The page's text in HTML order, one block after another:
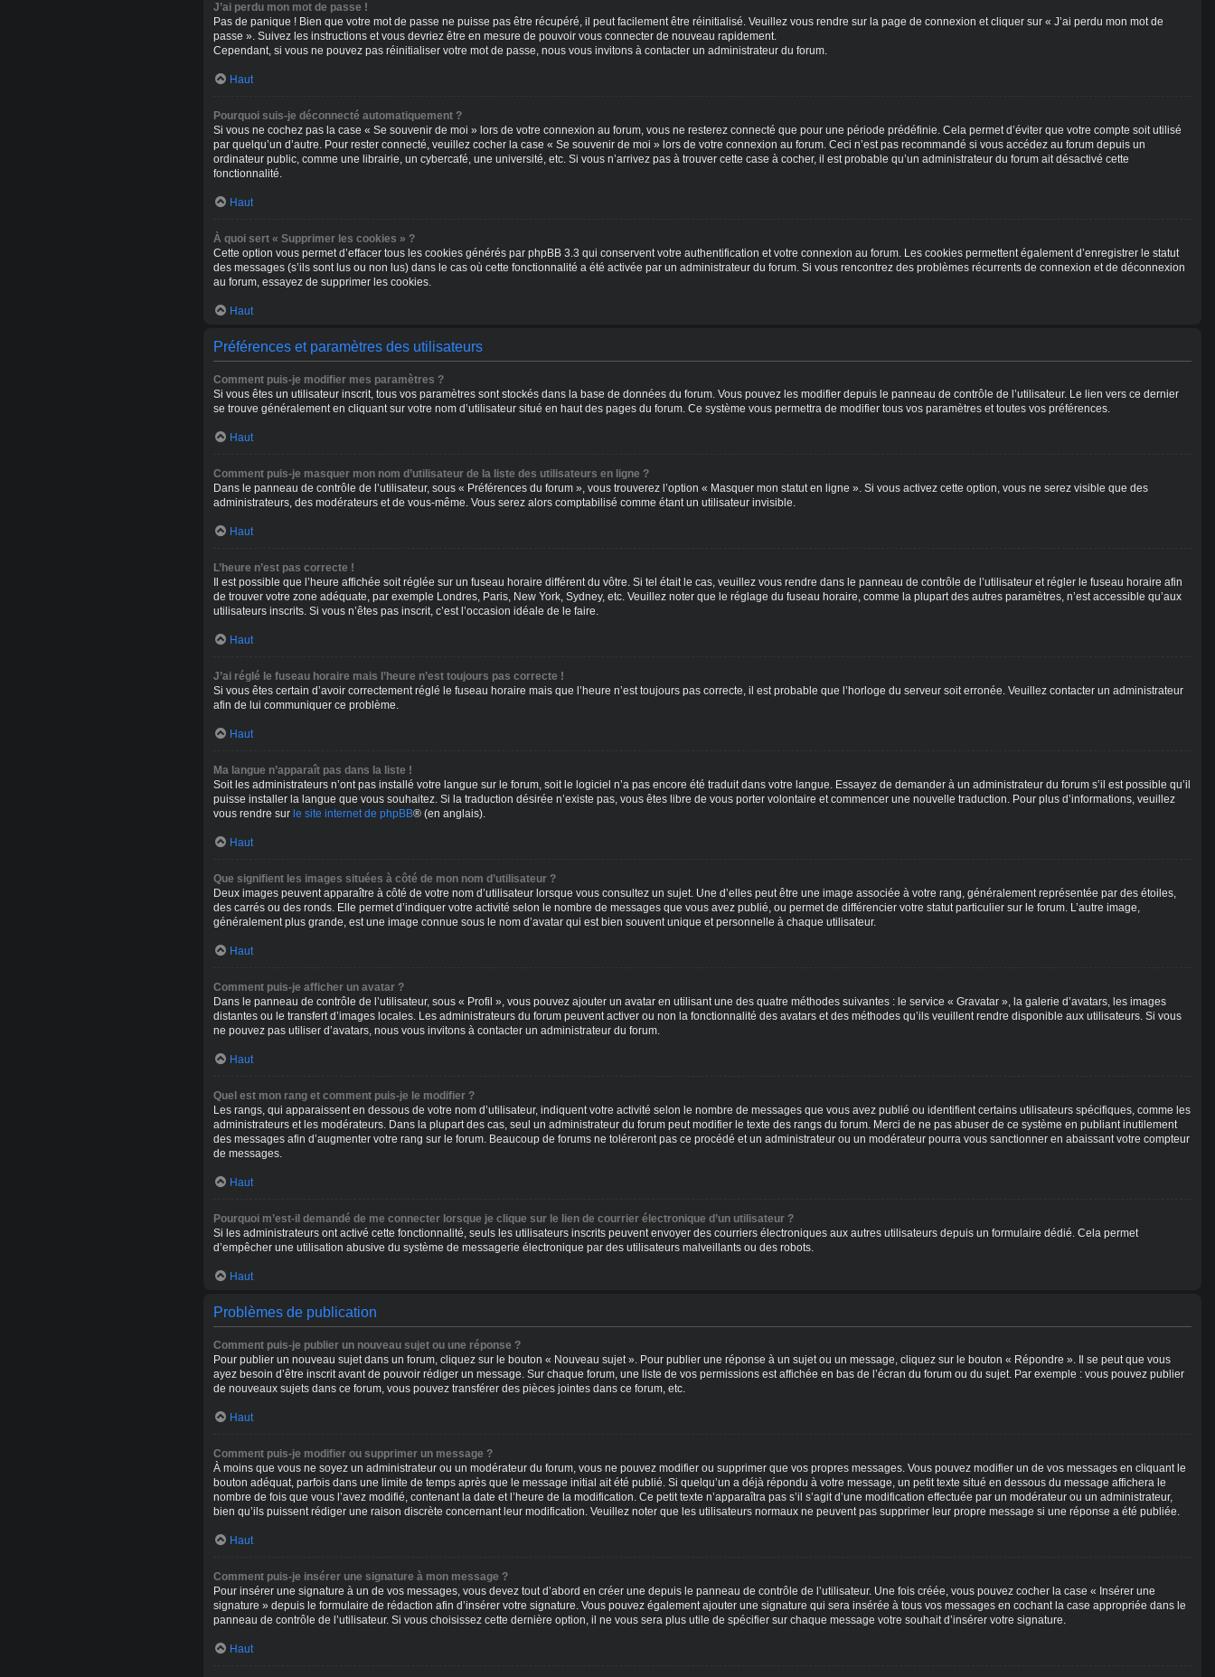
J’ai perdu mon mot de passe !
Pas de panique ! Bien que votre mot de passe ne puisse pas être récupéré, il peut facilement être réinitialisé. Veuillez vous rendre sur la page de connexion et cliquer sur « J’ai perdu mon mot de
passe ». Suivez les instructions et vous devriez être en mesure de pouvoir vous connecter de nouveau rapidement.
Cependant, si vous ne pouvez pas réinitialiser votre mot de passe, nous vous invitons à contacter un administrateur du forum.
Haut
Pourquoi suis-je déconnecté automatiquement ?
Si vous ne cochez pas la case « Se souvenir de moi » lors de votre connexion au forum, vous ne resterez connecté que pour une période prédéfinie. Cela permet d’éviter que votre compte soit utilisé
par quelqu’un d’autre. Pour rester connecté, veuillez cocher la case « Se souvenir de moi » lors de votre connexion au forum. Ceci n’est pas recommandé si vous accédez au forum depuis un
ordinateur public, comme une librairie, un cybercafé, une université, etc. Si vous n’arrivez pas à trouver cette case à cocher, il est probable qu’un administrateur du forum ait désactivé cette
fonctionnalité.
Haut
À quoi sert « Supprimer les cookies » ?
Cette option vous permet d’effacer tous les cookies générés par phpBB 3.3 qui conservent votre authentification et votre connexion au forum. Les cookies permettent également d’enregistrer le statut
des messages (s’ils sont lus ou non lus) dans le cas où cette fonctionnalité a été activée par un administrateur du forum. Si vous rencontrez des problèmes récurrents de connexion et de déconnexion
au forum, essayez de supprimer les cookies.
Haut
Préférences et paramètres des utilisateurs
Comment puis-je modifier mes paramètres ?
Si vous êtes un utilisateur inscrit, tous vos paramètres sont stockés dans la base de données du forum. Vous pouvez les modifier depuis le panneau de contrôle de l’utilisateur. Le lien vers ce dernier
se trouve généralement en cliquant sur votre nom d’utilisateur situé en haut des pages du forum. Ce système vous permettra de modifier tous vos paramètres et toutes vos préférences.
Haut
Comment puis-je masquer mon nom d’utilisateur de la liste des utilisateurs en ligne ?
Dans le panneau de contrôle de l’utilisateur, sous « Préférences du forum », vous trouverez l’option « Masquer mon statut en ligne ». Si vous activez cette option, vous ne serez visible que des
administrateurs, des modérateurs et de vous-même. Vous serez alors comptabilisé comme étant un utilisateur invisible.
Haut
L’heure n’est pas correcte !
Il est possible que l’heure affichée soit réglée sur un fuseau horaire différent du vôtre. Si tel était le cas, veuillez vous rendre dans le panneau de contrôle de l’utilisateur et régler le fuseau horaire afin
de trouver votre zone adéquate, par exemple Londres, Paris, New York, Sydney, etc. Veuillez noter que le réglage du fuseau horaire, comme la plupart des autres paramètres, n’est accessible qu’aux
utilisateurs inscrits. Si vous n’êtes pas inscrit, c’est l’occasion idéale de le faire.
Haut
J’ai réglé le fuseau horaire mais l’heure n’est toujours pas correcte !
Si vous êtes certain d’avoir correctement réglé le fuseau horaire mais que l’heure n’est toujours pas correcte, il est probable que l’horloge du serveur soit erronée. Veuillez contacter un administrateur
afin de lui communiquer ce problème.
Haut
Ma langue n’apparaît pas dans la liste !
Soit les administrateurs n’ont pas installé votre langue sur le forum, soit le logiciel n’a pas encore été traduit dans votre langue. Essayez de demander à un administrateur du forum s’il est possible qu’il
puisse installer la langue que vous souhaitez. Si la traduction désirée n’existe pas, vous êtes libre de vous porter volontaire et commencer une nouvelle traduction. Pour plus d’informations, veuillez
vous rendre sur le site internet de phpBB® (en anglais).
Haut
Que signifient les images situées à côté de mon nom d’utilisateur ?
Deux images peuvent apparaître à côté de votre nom d’utilisateur lorsque vous consultez un sujet. Une d’elles peut être une image associée à votre rang, généralement représentée par des étoiles,
des carrés ou des ronds. Elle permet d’indiquer votre activité selon le nombre de messages que vous avez publié, ou permet de différencier votre statut particulier sur le forum. L’autre image,
généralement plus grande, est une image connue sous le nom d’avatar qui est bien souvent unique et personnelle à chaque utilisateur.
Haut
Comment puis-je afficher un avatar ?
Dans le panneau de contrôle de l’utilisateur, sous « Profil », vous pouvez ajouter un avatar en utilisant une des quatre méthodes suivantes : le service « Gravatar », la galerie d’avatars, les images
distantes ou le transfert d’images locales. Les administrateurs du forum peuvent activer ou non la fonctionnalité des avatars et des méthodes qu’ils veuillent rendre disponible aux utilisateurs. Si vous
ne pouvez pas utiliser d’avatars, nous vous invitons à contacter un administrateur du forum.
Haut
Quel est mon rang et comment puis-je le modifier ?
Les rangs, qui apparaissent en dessous de votre nom d’utilisateur, indiquent votre activité selon le nombre de messages que vous avez publié ou identifient certains utilisateurs spécifiques, comme les
administrateurs et les modérateurs. Dans la plupart des cas, seul un administrateur du forum peut modifier le texte des rangs du forum. Merci de ne pas abuser de ce système en publiant inutilement
des messages afin d’augmenter votre rang sur le forum. Beaucoup de forums ne toléreront pas ce procédé et un administrateur ou un modérateur pourra vous sanctionner en abaissant votre compteur
de messages.
Haut
Pourquoi m’est-il demandé de me connecter lorsque je clique sur le lien de courrier électronique d’un utilisateur ?
Si les administrateurs ont activé cette fonctionnalité, seuls les utilisateurs inscrits peuvent envoyer des courriers électroniques aux autres utilisateurs depuis un formulaire dédié. Cela permet
d’empêcher une utilisation abusive du système de messagerie électronique par des utilisateurs malveillants ou des robots.
Haut
Problèmes de publication
Comment puis-je publier un nouveau sujet ou une réponse ?
Pour publier un nouveau sujet dans un forum, cliquez sur le bouton « Nouveau sujet ». Pour publier une réponse à un sujet ou un message, cliquez sur le bouton « Répondre ». Il se peut que vous
ayez besoin d’être inscrit avant de pouvoir rédiger un message. Sur chaque forum, une liste de vos permissions est affichée en bas de l’écran du forum ou du sujet. Par exemple : vous pouvez publier
de nouveaux sujets dans ce forum, vous pouvez transférer des pièces jointes dans ce forum, etc.
Haut
Comment puis-je modifier ou supprimer un message ?
À moins que vous ne soyez un administrateur ou un modérateur du forum, vous ne pouvez modifier ou supprimer que vos propres messages. Vous pouvez modifier un de vos messages en cliquant le
bouton adéquat, parfois dans une limite de temps après que le message initial ait été publié. Si quelqu’un a déjà répondu à votre message, un petit texte situé en dessous du message affichera le
nombre de fois que vous l’avez modifié, contenant la date et l’heure de la modification. Ce petit texte n’apparaîtra pas s’il s’agit d’une modification effectuée par un modérateur ou un administrateur,
bien qu’ils puissent rédiger une raison discrète concernant leur modification. Veuillez noter que les utilisateurs normaux ne peuvent pas supprimer leur propre message si une réponse a été publiée.
Haut
Comment puis-je insérer une signature à mon message ?
Pour insérer une signature à un de vos messages, vous devez tout d’abord en créer une depuis le panneau de contrôle de l’utilisateur. Une fois créée, vous pouvez cocher la case « Insérer une
signature » depuis le formulaire de rédaction afin d’insérer votre signature. Vous pouvez également ajouter une signature qui sera insérée à tous vos messages en cochant la case appropriée dans le
panneau de contrôle de l’utilisateur. Si vous choisissez cette dernière option, il ne vous sera plus utile de spécifier sur chaque message votre souhait d’insérer votre signature.
Haut